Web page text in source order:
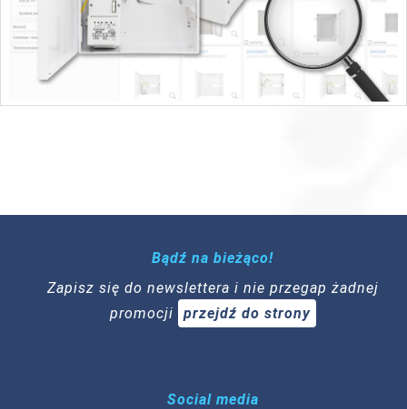
Bądź na bieżąco!
Zapisz się do newslettera i nie przegap żadnej
promocji
przejdź do strony
Social media